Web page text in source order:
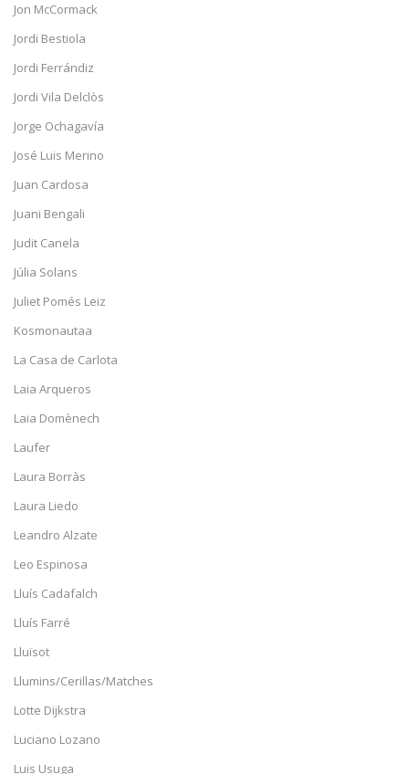
Jon McCormack
Jordi Bestiola
Jordi Ferrándiz
Jordi Vila Delclòs
Jorge Ochagavía
José Luis Merino
Juan Cardosa
Juani Bengali
Judit Canela
Júlia Solans
Juliet Pomés Leiz
Kosmonautaa
La Casa de Carlota
Laia Arqueros
Laia Domènech
Laufer
Laura Borràs
Laura Liedo
Leandro Alzate
Leo Espinosa
Lluís Cadafalch
Lluís Farré
Lluïsot
Llumins/Cerillas/Matches
Lotte Dijkstra
Luciano Lozano
Luis Usuga